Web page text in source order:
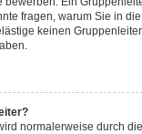
fragen, warum Sie in
keinen
normalerweise durch